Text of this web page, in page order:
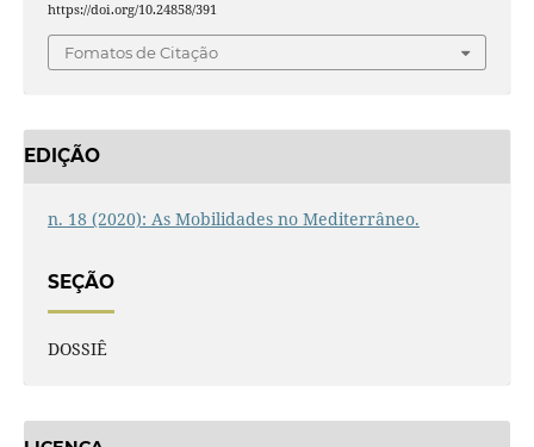
https://doi.org/10.24858/391
Fomatos de Citação
EDIÇÃO
n. 18 (2020): As Mobilidades no Mediterrâneo.
SEÇÃO
DOSSIÊ